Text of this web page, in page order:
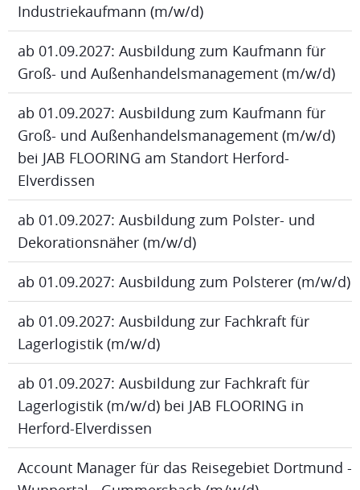
Industriekaufmann (m/w/d)
ab 01.09.2027: Ausbildung zum Kaufmann für
Groß- und Außenhandelsmanagement (m/w/d)
ab 01.09.2027: Ausbildung zum Kaufmann für
Groß- und Außenhandelsmanagement (m/w/d)
bei JAB FLOORING am Standort Herford-
Elverdissen
ab 01.09.2027: Ausbildung zum Polster- und
Dekorationsnäher (m/w/d)
ab 01.09.2027: Ausbildung zum Polsterer (m/w/d)
ab 01.09.2027: Ausbildung zur Fachkraft für
Lagerlogistik (m/w/d)
ab 01.09.2027: Ausbildung zur Fachkraft für
Lagerlogistik (m/w/d) bei JAB FLOORING in
Herford-Elverdissen
Account Manager für das Reisegebiet Dortmund -